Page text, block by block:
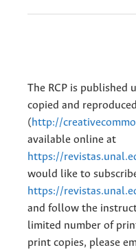
The RCP is published
copied and
(http://
available online at
https://
would like to
https://
and follow the
limited number of
print copies, please